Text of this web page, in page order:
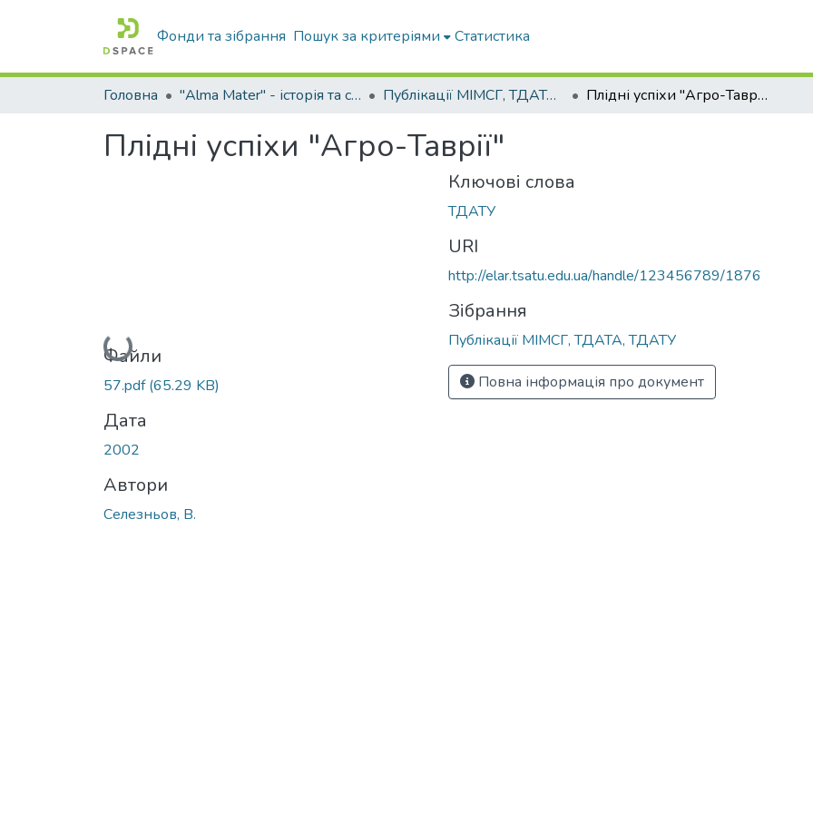
Фонди та зібрання Пошук за критеріями Статистика
Головна "Alma Mater" - історія та сьогодення Університету Публікації МІМСГ, ТДАТА, ТДАТУ Плідні успіхи "Агро-Таврії"
Плідні успіхи "Агро-Таврії"
Вантажиться...
Файли
57.pdf(65.29 KB)
Дата
2002
Автори
Селезньов, В.
Ключові слова
ТДАТУ
URI
http://elar.tsatu.edu.ua/handle/123456789/1876
Зібрання
Публікації МІМСГ, ТДАТА, ТДАТУ
Повна інформація про документ